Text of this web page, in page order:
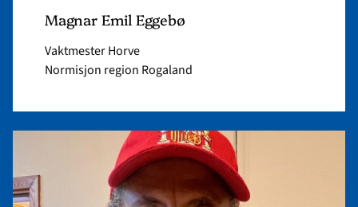
Magnar Emil Eggebø
Vaktmester Horve
Normisjon region Rogaland
Read
article
"Nebiyo
Bezabeh"